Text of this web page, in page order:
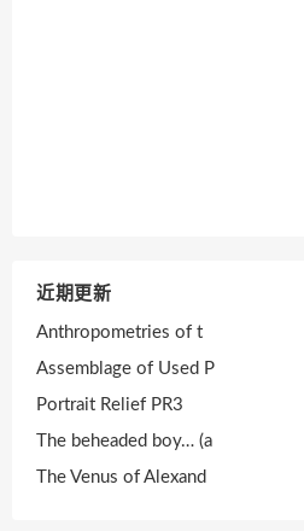
近期更新
Anthropometries of t
Assemblage of Used P
Portrait Relief PR3
The beheaded boy… (a
The Venus of Alexand